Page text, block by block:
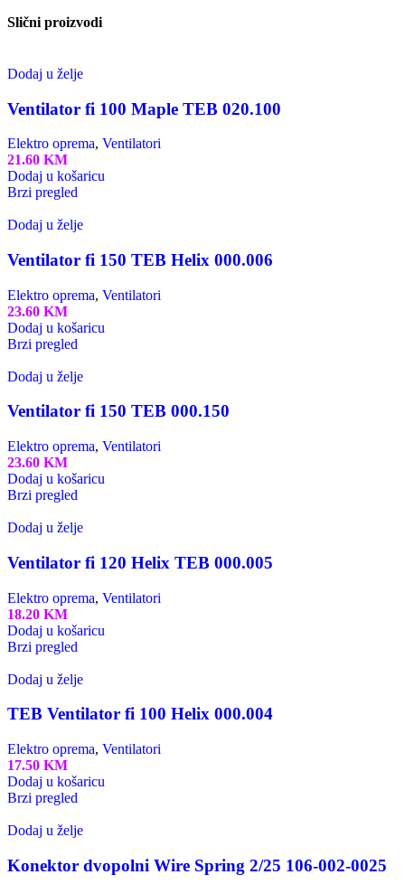
Slični proizvodi
Dodaj u želje
Ventilator fi 100 Maple TEB 020.100
Elektro oprema, Ventilatori
21.60 KM
Dodaj u košaricu
Brzi pregled
Dodaj u želje
Ventilator fi 150 TEB Helix 000.006
Elektro oprema, Ventilatori
23.60 KM
Dodaj u košaricu
Brzi pregled
Dodaj u želje
Ventilator fi 150 TEB 000.150
Elektro oprema, Ventilatori
23.60 KM
Dodaj u košaricu
Brzi pregled
Dodaj u želje
Ventilator fi 120 Helix TEB 000.005
Elektro oprema, Ventilatori
18.20 KM
Dodaj u košaricu
Brzi pregled
Dodaj u želje
TEB Ventilator fi 100 Helix 000.004
Elektro oprema, Ventilatori
17.50 KM
Dodaj u košaricu
Brzi pregled
Dodaj u želje
Konektor dvopolni Wire Spring 2/25 106-002-0025